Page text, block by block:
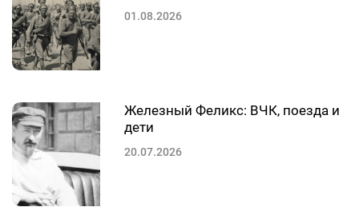
01.08.2026
Железный Феликс: ВЧК, поезда и
дети
20.07.2026